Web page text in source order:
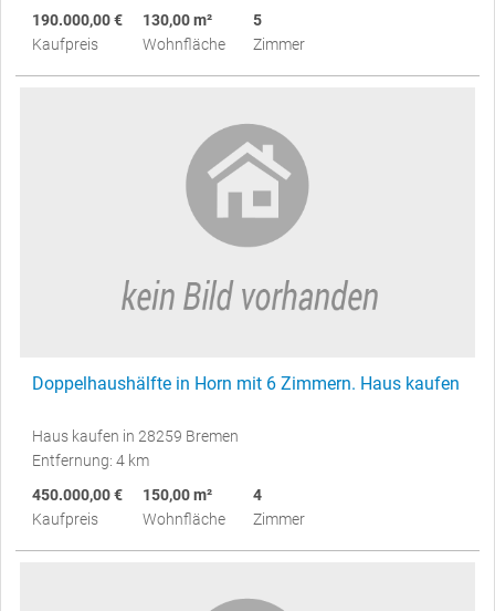
190.000,00 €
Kaufpreis
130,00 m²
Wohnfläche
5
Zimmer
Doppelhaushälfte in Horn mit 6 Zimmern. Haus kaufen
Haus kaufen in 28259 Bremen
Entfernung: 4 km
450.000,00 €
Kaufpreis
150,00 m²
Wohnfläche
4
Zimmer